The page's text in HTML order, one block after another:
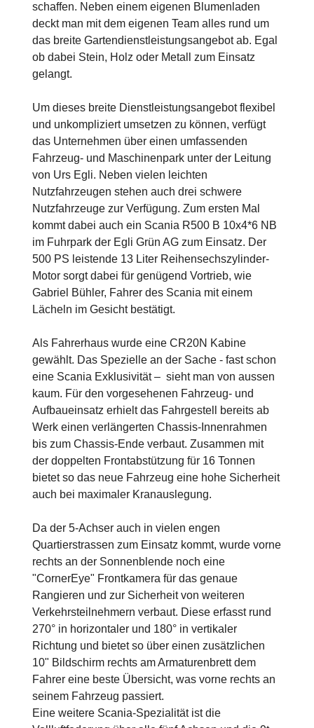
schaffen. Neben einem eigenen Blumenladen
deckt man mit dem eigenen Team alles rund um
das breite Gartendienstleistungsangebot ab. Egal
ob dabei Stein, Holz oder Metall zum Einsatz
gelangt.
Um dieses breite Dienstleistungsangebot flexibel
und unkompliziert umsetzen zu können, verfügt
das Unternehmen über einen umfassenden
Fahrzeug- und Maschinenpark unter der Leitung
von Urs Egli. Neben vielen leichten
Nutzfahrzeugen stehen auch drei schwere
Nutzfahrzeuge zur Verfügung. Zum ersten Mal
kommt dabei auch ein Scania R500 B 10x4*6 NB
im Fuhrpark der Egli Grün AG zum Einsatz. Der
500 PS leistende 13 Liter Reihensechszylinder-
Motor sorgt dabei für genügend Vortrieb, wie
Gabriel Bühler, Fahrer des Scania mit einem
Lächeln im Gesicht bestätigt.
Als Fahrerhaus wurde eine CR20N Kabine
gewählt. Das Spezielle an der Sache - fast schon
eine Scania Exklusivität – sieht man von aussen
kaum. Für den vorgesehenen Fahrzeug- und
Aufbaueinsatz erhielt das Fahrgestell bereits ab
Werk einen verlängerten Chassis-Innenrahmen
bis zum Chassis-Ende verbaut. Zusammen mit
der doppelten Frontabstützung für 16 Tonnen
bietet so das neue Fahrzeug eine hohe Sicherheit
auch bei maximaler Kranauslegung.
Da der 5-Achser auch in vielen engen
Quartierstrassen zum Einsatz kommt, wurde vorne
rechts an der Sonnenblende noch eine
"CornerEye" Frontkamera für das genaue
Rangieren und zur Sicherheit von weiteren
Verkehrsteilnehmern verbaut. Diese erfasst rund
270° in horizontaler und 180° in vertikaler
Richtung und bietet so über einen zusätzlichen
10" Bildschirm rechts am Armaturenbrett dem
Fahrer eine beste Übersicht, was vorne rechts an
seinem Fahrzeug passiert.
Eine weitere Scania-Spezialität ist die